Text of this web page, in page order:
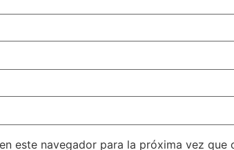
este navegador para la próxima vez que